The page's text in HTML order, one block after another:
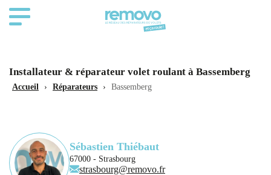
Installateur & réparateur volet roulant à Bassemberg
Accueil › Réparateurs › Bassemberg
Sébastien Thiébaut
67000 - Strasbourg
strasbourg@removo.fr